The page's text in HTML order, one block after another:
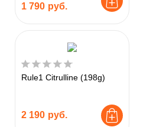
1 790 руб.
Rule1 Citrulline (198g)
2 190 руб.